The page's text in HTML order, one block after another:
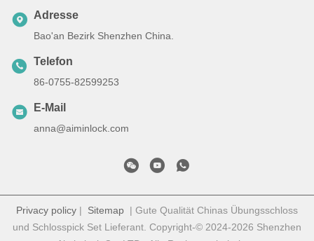
Adresse
Bao'an Bezirk Shenzhen China.
Telefon
86-0755-82599253
E-Mail
anna@aiminlock.com
Privacy policy | Sitemap | Gute Qualität Chinas Übungsschloss
und Schlosspick Set Lieferant. Copyright-© 2024-2026 Shenzhen